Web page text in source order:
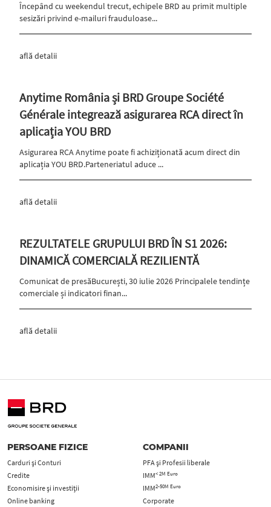
Începând cu weekendul trecut, echipele BRD au primit multiple
sesizări privind e-mailuri frauduloase...
află detalii
Anytime România și BRD Groupe Société
Générale integrează asigurarea RCA direct în
aplicația YOU BRD
Asigurarea RCA Anytime poate fi achiziționată acum direct din
aplicația YOU BRD.Parteneriatul aduce ...
află detalii
REZULTATELE GRUPULUI BRD ÎN S1 2026:
DINAMICĂ COMERCIALĂ REZILIENTĂ
Comunicat de presăBucurești, 30 iulie 2026 Principalele tendințe
comerciale și indicatori finan...
află detalii
PERSOANE FIZICE
Carduri şi Conturi
Credite
Economisire și investiții
Online banking
COMPANII
PFA şi Profesii liberale
IMM< 2M Euro
IMM2-50M Euro
Corporate